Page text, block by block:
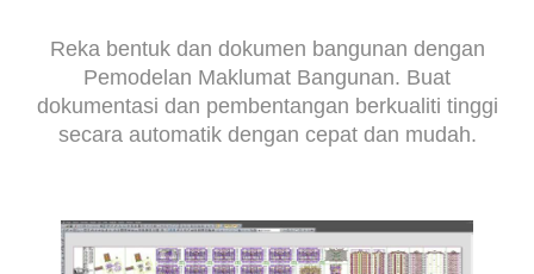
Reka bentuk dan dokumen bangunan dengan
Pemodelan Maklumat Bangunan. Buat
dokumentasi dan pembentangan berkualiti tinggi
secara automatik dengan cepat dan mudah.